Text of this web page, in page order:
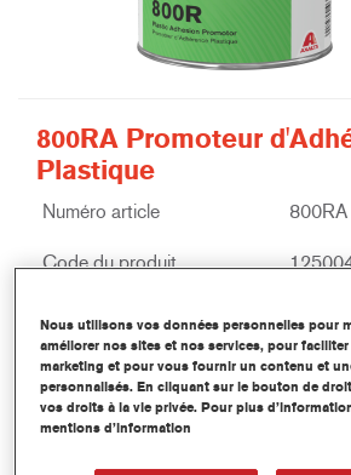
800RA Promoteur
Plastique
Numéro article
Code du produit
Nous utilisons vos données personnelles pour
améliorer nos sites et nos services, pour
marketing et pour vous fournir un contenu et
personnalisés. En cliquant sur le bouton de
vos droits à la vie privée. Pour plus
mentions d’information